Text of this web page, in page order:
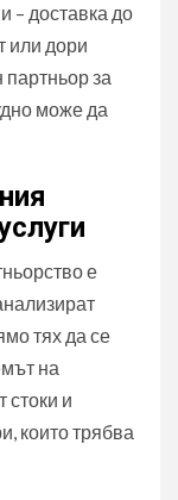
– доставка до
или дори
за
може да
е
тях да се
на
стоки и
които трябва